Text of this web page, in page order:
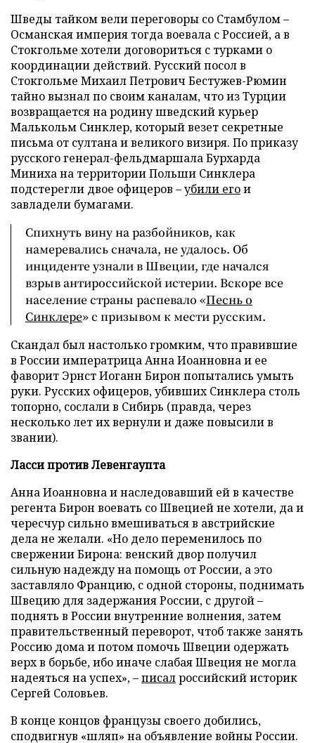
Шведы тайком вели переговоры со Стамбулом –
Османская империя тогда воевала с Россией, а в
Стокгольме хотели договориться с турками о
координации действий. Русский посол в
Стокгольме Михаил Петрович Бестужев-Рюмин
тайно вызнал по своим каналам, что из Турции
возвращается на родину шведский курьер
Малькольм Синклер, который везет секретные
письма от султана и великого визиря. По приказу
русского генерал-фельдмаршала Бурхарда
Миниха на территории Польши Синклера
подстерегли двое офицеров –убили егои
завладели бумагами.
Спихнуть вину на разбойников, как
намеревались сначала, не удалось. Об
инциденте узнали в Швеции, где начался
взрыв антироссийской истерии. Вскоре все
население страны распевало «Песнь о
Синклере» с призывом к мести русским.
Скандал был настолько громким, что правившие
в России императрица Анна Иоанновна и ее
фаворит Эрнст Иоганн Бирон попытались умыть
руки. Русских офицеров, убивших Синклера столь
топорно, сослали в Сибирь (правда, через
несколько лет их вернули и даже повысили в
звании).
Ласси против Левенгаупта
Анна Иоанновна и наследовавший ей в качестве
регента Бирон воевать со Швецией не хотели, да и
чересчур сильно вмешиваться в австрийские
дела не желали. «Но дело переменилось по
свержении Бирона: венский двор получил
сильную надежду на помощь от России, а это
заставляло Францию, с одной стороны, поднимать
Швецию для задержания России, с другой –
поднять в России внутренние волнения, затем
правительственный переворот, чтоб также занять
Россию дома и потом помочь Швеции одержать
верх в борьбе, ибо иначе слабая Швеция не могла
надеяться на успех», –писалроссийский историк
Сергей Соловьев.
В конце концов французы своего добились,
сподвигнув «шляп» на объявление войны России.